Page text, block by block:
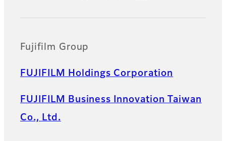
Fujifilm Group
FUJIFILM Holdings Corporation
FUJIFILM Business Innovation Taiwan
Co., Ltd.